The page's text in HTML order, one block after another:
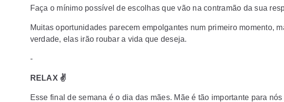
Faça o mínimo possível de escolhas que vão na contramão da sua
Muitas oportunidades parecem empolgantes num primeiro momento,
verdade, elas irão roubar a vida que deseja.
-
RELAX ✌️
Esse final de semana é o dia das mães. Mãe é tão importante para